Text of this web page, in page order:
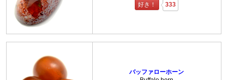
好き！ 333
バッファローホーン